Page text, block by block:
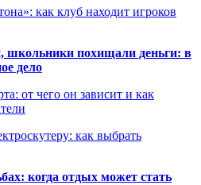
как клуб находит игроков
школьники похищали деньги: в
дело
от чего он зависит и как
как выбрать
когда отдых может стать